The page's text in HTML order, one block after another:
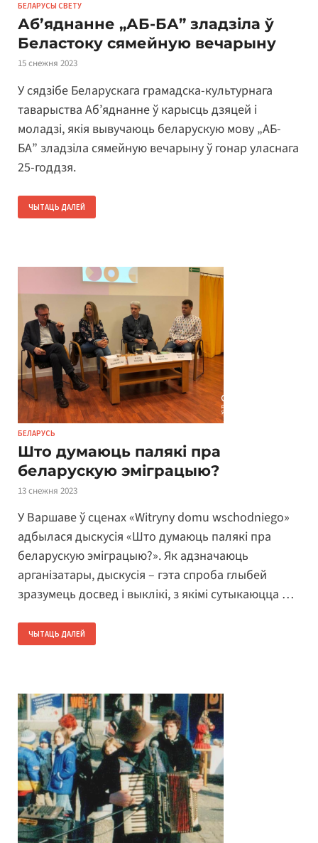
БЕЛАРУСЫ СВЕТУ
Аб’яднанне „АБ-БА” зладзіла ў
Беластоку сямейную вечарыну
15 снежня 2023
У сядзібе Беларускага грамадска-культурнага
таварыства Аб’яднанне ў карысць дзяцей і
моладзі, якія вывучаюць беларускую мову „АБ-
БА” зладзіла сямейную вечарыну ў гонар уласнага
25-годдзя.
ЧЫТАЦЬ ДАЛЕЙ
БЕЛАРУСЬ
Што думаюць палякі пра
беларускую эміграцыю?
13 снежня 2023
У Варшаве ў сценах «Witryny domu wschodniego»
адбылася дыскусія «Што думаюць палякі пра
беларускую эміграцыю?». Як адзначаюць
арганізатары, дыскусія – гэта спроба глыбей
зразумець досвед і выклікі, з якімі сутыкаюцца …
ЧЫТАЦЬ ДАЛЕЙ